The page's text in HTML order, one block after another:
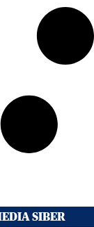
SIBER